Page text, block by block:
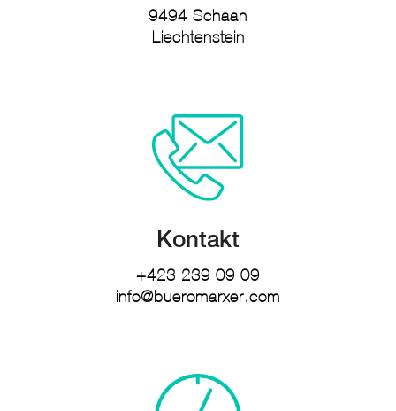
9494 Schaan
Liechtenstein
Kontakt
+423 239 09 09
info@bueromarxer.com